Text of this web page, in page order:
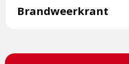
Brandweerkrant